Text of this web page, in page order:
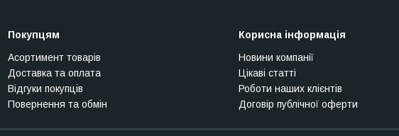
Покупцям
Асортимент товарів
Доставка та оплата
Відгуки покупців
Повернення та обмін
Корисна інформація
Новини компанії
Цікаві статті
Роботи наших клієнтів
Договір публічної оферти